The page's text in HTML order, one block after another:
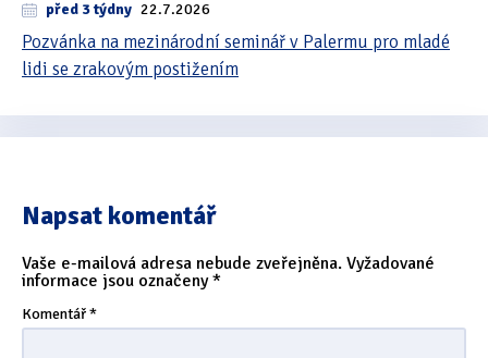
před 3 týdny 22.7.2026
Pozvánka na mezinárodní seminář v Palermu pro mladé
lidi se zrakovým postižením
Napsat komentář
Vaše e-mailová adresa nebude zveřejněna. Vyžadované
informace jsou označeny*
Komentář*